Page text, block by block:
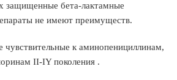
защищенные бета-лактамные
не имеют преимуществ.
чувствительные к аминопенициллинам,
II-IY поколения .